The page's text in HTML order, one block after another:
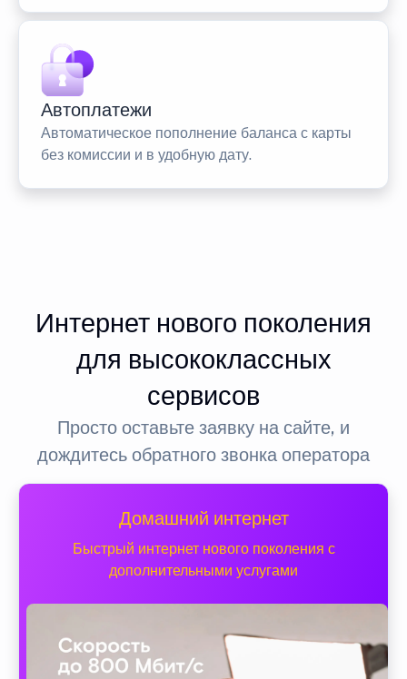
Автоплатежи
Автоматическое пополнение баланса с карты
без комиссии и в удобную дату.
Интернет нового поколения
для высококлассных
сервисов
Просто оставьте заявку на сайте, и
дождитесь обратного звонка оператора
Домашний интернет
Быстрый интернет нового поколения с
дополнительными услугами